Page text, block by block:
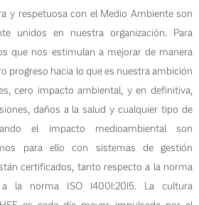
y respetuosa con el Medio Ambiente son
unidos en nuestra organización. Para
que nos estimulan a mejorar de manera
progreso hacia lo que es nuestra ambición
cero impacto ambiental, y en definitiva,
daños a la salud y cualquier tipo de
el impacto medioambiental son
para ello con sistemas de gestión
certificados, tanto respecto a la norma
a la norma ISO 14001:2015. La cultura